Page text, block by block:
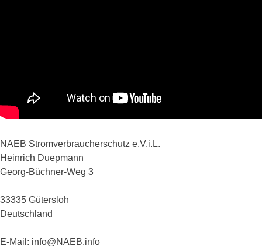
NAEB Stromverbraucherschutz e.V.i.L.
Heinrich Duepmann
Georg-Büchner-Weg 3
33335 Gütersloh
Deutschland
E-Mail: info@NAEB.info